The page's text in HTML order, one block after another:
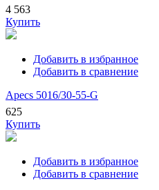
4 563
Купить
Добавить в избранное
Добавить в сравнение
Apecs 5016/30-55-G
625
Купить
Добавить в избранное
Добавить в сравнение